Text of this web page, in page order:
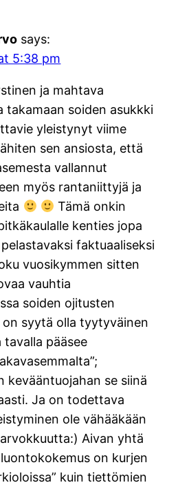
says:
5:38 pm
ja mahtava
takamaan soiden asukkki
yleistynyt viime
sen ansiosta, että
vallannut
myös rantaniittyjä ja
Tämä onkin
kenties jopa
faktuaaliseksi
vuosikymmen sitten
vauhtia
soiden ojitusten
syytä olla tyytyväinen
pääsee
kevääntuojahan se siinä
Ja on todettava
ole vähääkään
Aivan yhtä
on kurjen
kuin tiettömien